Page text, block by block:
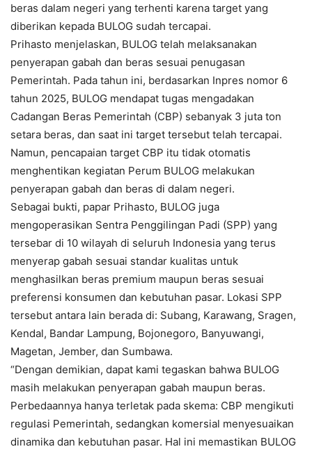
beras dalam negeri yang terhenti karena target yang
diberikan kepada BULOG sudah tercapai.
Prihasto menjelaskan, BULOG telah melaksanakan
penyerapan gabah dan beras sesuai penugasan
Pemerintah. Pada tahun ini, berdasarkan Inpres nomor 6
tahun 2025, BULOG mendapat tugas mengadakan
Cadangan Beras Pemerintah (CBP) sebanyak 3 juta ton
setara beras, dan saat ini target tersebut telah tercapai.
Namun, pencapaian target CBP itu tidak otomatis
menghentikan kegiatan Perum BULOG melakukan
penyerapan gabah dan beras di dalam negeri.
Sebagai bukti, papar Prihasto, BULOG juga
mengoperasikan Sentra Penggilingan Padi (SPP) yang
tersebar di 10 wilayah di seluruh Indonesia yang terus
menyerap gabah sesuai standar kualitas untuk
menghasilkan beras premium maupun beras sesuai
preferensi konsumen dan kebutuhan pasar. Lokasi SPP
tersebut antara lain berada di: Subang, Karawang, Sragen,
Kendal, Bandar Lampung, Bojonegoro, Banyuwangi,
Magetan, Jember, dan Sumbawa.
“Dengan demikian, dapat kami tegaskan bahwa BULOG
masih melakukan penyerapan gabah maupun beras.
Perbedaannya hanya terletak pada skema: CBP mengikuti
regulasi Pemerintah, sedangkan komersial menyesuaikan
dinamika dan kebutuhan pasar. Hal ini memastikan BULOG